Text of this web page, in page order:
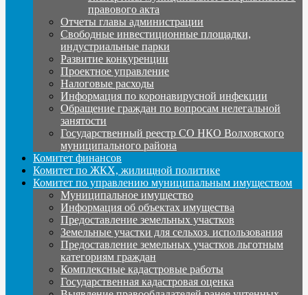
правового акта
Отчеты главы администрации
Свободные инвестиционные площадки,
индустриальные парки
Развитие конкуренции
Проектное управление
Налоговые расходы
Информация по коронавирусной инфекции
Обращение граждан по вопросам нелегальной
занятости
Государственный реестр СО НКО Волховского
муниципального района
Комитет финансов
Комитет по ЖКХ, жилищной политике
Комитет по управлению муниципальным имуществом
Муниципальное имущество
Информация об объектах имущества
Предоставление земельных участков
Земельные участки для сельхоз. использования
Предоставление земельных участков льготным
категориям граждан
Комплексные кадастровые работы
Государственная кадастровая оценка